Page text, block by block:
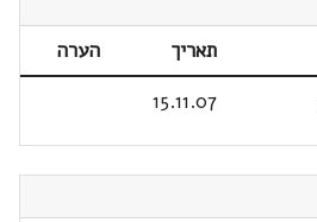
תאריך
הערה
15.11.07